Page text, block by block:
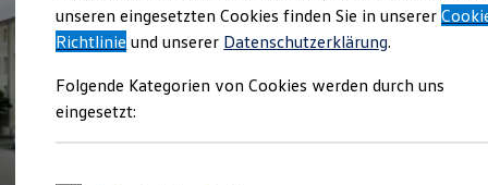
Journalisten
Sportvereine
Branchenlösungen
Gewerbliche Personenbeförderung
Service & mobile Werkstätten
Menschen mit Behinderung
unseren eingesetzten Cookies finden Sie in unserer
Richtlinie und unserer Datenschutzerklärung.
Folgende Kategorien von Cookies werden durch uns
eingesetzt: